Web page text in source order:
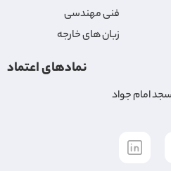
فنی مهندسی
زبان های خارجه
نمادهای اعتماد